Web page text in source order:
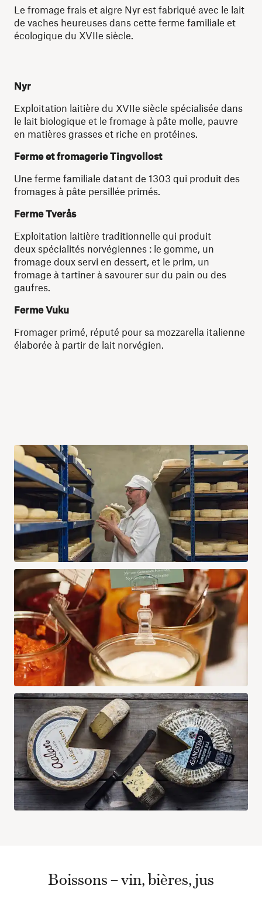
Le fromage frais et aigre Nyr est fabriqué avec le lait
de vaches heureuses dans cette ferme familiale et
écologique du XVIIe siècle.
Nyr
Exploitation laitière du XVIIe siècle spécialisée dans
le lait biologique et le fromage à pâte molle, pauvre
en matières grasses et riche en protéines.
Ferme et fromagerie Tingvollost
Une ferme familiale datant de 1303 qui produit des
fromages à pâte persillée primés.
Ferme Tverås
Exploitation laitière traditionnelle qui produit
deux spécialités norvégiennes : le gomme, un
fromage doux servi en dessert, et le prim, un
fromage à tartiner à savourer sur du pain ou des
gaufres.
Ferme Vuku
Fromager primé, réputé pour sa mozzarella italienne
élaborée à partir de lait norvégien.
Boissons – vin, bières, jus